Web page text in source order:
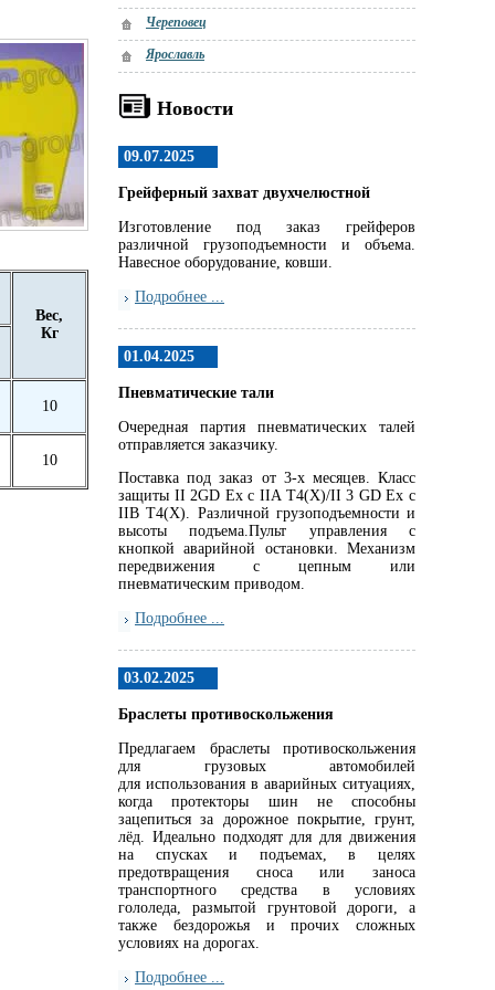
Вес,
Кг
10
10
Череповец
Ярославль
Новости
09.07.2025
Грейферный захват двухчелюстной
Изготовление под заказ грейферов
различной грузоподъемности и объема.
Навесное оборудование, ковши.
Подробнее ...
01.04.2025
Пневматические тали
Очередная партия пневматических талей
отправляется заказчику.
Поставка под заказ от 3-х месяцев. Класс
защиты II 2GD Ex c IIA T4(X)/II 3 GD Ex c
IIB T4(X). Различной грузоподъемности и
высоты подъема.Пульт управления с
кнопкой аварийной остановки. Механизм
передвижения с цепным или
пневматическим приводом.
Подробнее ...
03.02.2025
Браслеты противоскольжения
Предлагаем браслеты противоскольжения
для грузовых автомобилей
для использования в аварийных ситуациях,
когда протекторы шин не способны
зацепиться за дорожное покрытие, грунт,
лёд. Идеально подходят для для движения
на спусках и подъемах, в целях
предотвращения сноса или заноса
транспортного средства в условиях
гололеда, размытой грунтовой дороги, а
также бездорожья и прочих сложных
условиях на дорогах.
Подробнее ...